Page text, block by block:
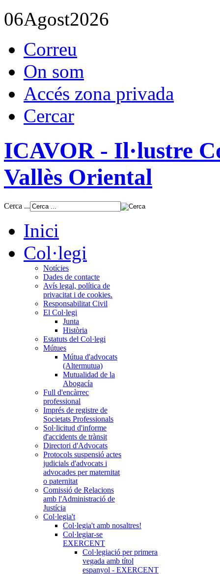
06Agost2026
Correu
On som
Accés zona privada
Cercar
ICAVOR - Il·lustre
Vallès Oriental
Cerca ...
Inici
Col·legi
Notícies
Dades de contacte
Avís legal, política de
privacitat i de cookies.
Responsabilitat Civil
El Col·legi
Junta
Història
Estatuts del Col·legi
Mútues
Mútua d'advocats
(Altermutua)
Mutualidad de la
Abogacía
Full d'encàrrec
professional
Imprés de registre de
Societats Professionals
Sol·licitud d'informe
d'accidents de trànsit
Directori d'Advocats
Protocols suspensió actes
judicials d'advocats i
advocades per maternitat
o paternitat
Comissió de Relacions
amb l'Administració de
Justícia
Col·legia't
Col·legia't amb nosaltres!
Col·legiar-se
EXERCENT
Col·legiació per primera
vegada amb títol
espanyol - EXERCENT